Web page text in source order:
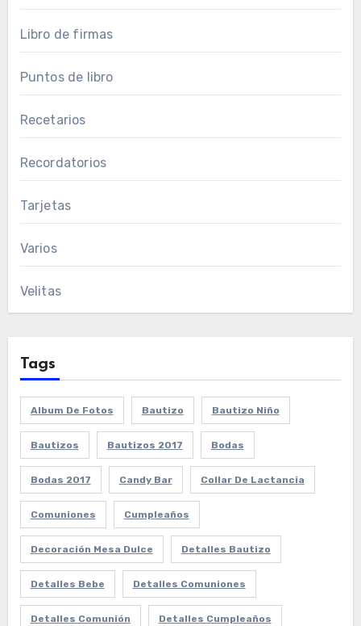
Libro de firmas
Puntos de libro
Recetarios
Recordatorios
Tarjetas
Varios
Velitas
Tags
Album De Fotos Bautizo Bautizo Niño
Bautizos Bautizos 2017 Bodas
Bodas 2017 Candy Bar Collar De Lactancia
Comuniones Cumpleaños
Decoración Mesa Dulce Detalles Bautizo
Detalles Bebe Detalles Comuniones
Detalles Comunión Detalles Cumpleaños